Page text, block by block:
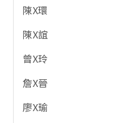
陳X環
陳X誼
曾X玲
詹X晉
廖X瑜